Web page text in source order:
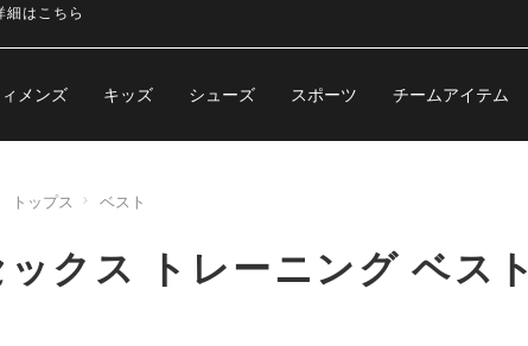
細はこちら
メンズ キッズ シューズ スポーツ チームアイテム
トップス ベスト
クス トレーニング ベスト